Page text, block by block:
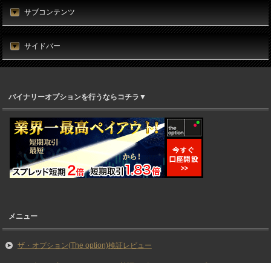
サブコンテンツ
サイドバー
バイナリーオプションを行うならコチラ▼
メニュー
ザ・オプション(The option)検証レビュー